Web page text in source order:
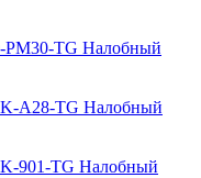
Налобный
Налобный
Налобный